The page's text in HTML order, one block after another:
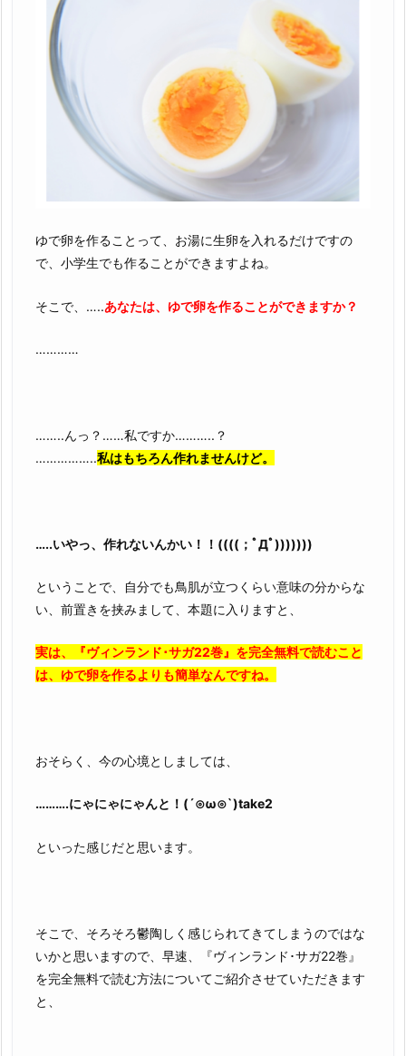
ゆで卵を作ることって、お湯に生卵を入れるだけですの
で、小学生でも作ることができますよね。
そこで、…..あなたは、ゆで卵を作ることができますか？
…………
……..んっ？……私ですか………..？
……………..私はもちろん作れませんけど。
…..いやっ、作れないんかい！！((((；ﾟДﾟ)))))))
ということで、自分でも鳥肌が立つくらい意味の分からな
い、前置きを挟みまして、本題に入りますと、
実は、『ヴィンランド･サガ22巻』を完全無料で読むこと
は、ゆで卵を作るよりも簡単なんですね。
おそらく、今の心境としましては、
……….にゃにゃにゃんと！(´⊙ω⊙`)take2
といった感じだと思います。
そこで、そろそろ鬱陶しく感じられてきてしまうのではな
いかと思いますので、早速、『ヴィンランド･サガ22巻』
を完全無料で読む方法についてご紹介させていただきます
と、